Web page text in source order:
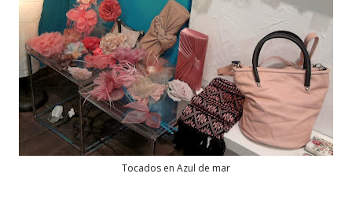
Tocados en Azul de mar